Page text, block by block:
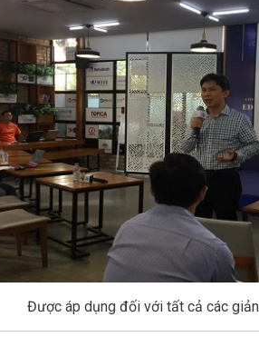
Được áp dụng đối với tất cả các